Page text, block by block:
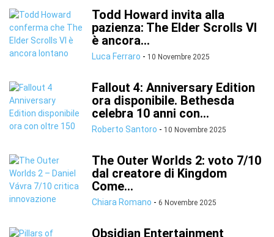
Todd Howard invita alla
pazienza: The Elder Scrolls VI
è ancora...
Luca Ferraro - 10 Novembre 2025
Fallout 4: Anniversary Edition
ora disponibile. Bethesda
celebra 10 anni con...
Roberto Santoro - 10 Novembre 2025
The Outer Worlds 2: voto 7/10
dal creatore di Kingdom
Come...
Chiara Romano - 6 Novembre 2025
Obsidian Entertainment